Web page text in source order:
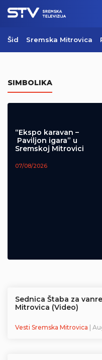
Šid Sremska Mitrovica
SIMBOLIKA
“Ekspo karavan –
Paviljon igara” u
Sremskoj Mitrovici
07/08/2026
Sednica Štaba za
Mitrovica (Video)
Vesti Sremska Mitrovica |